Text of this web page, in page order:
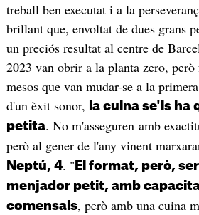
treball ben executat i a la
brillant que, envoltat de dues grans
un preciós resultat al centre de
2023 van obrir a la planta zero, però
mesos que van mudar-se a la
d'un èxit sonor,
la cuina se'ls ha
petita. No m'asseguren amb
però al gener de l'any vinent
Neptú, 4. " El format, però,
menjador petit, amb
comensals, però amb una cuina